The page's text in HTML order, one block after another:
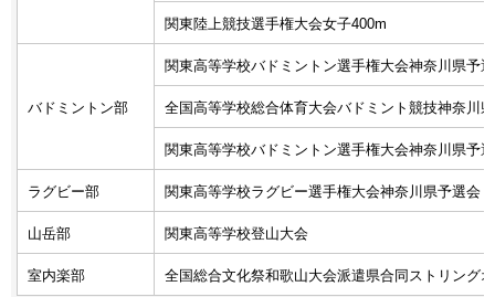
関東陸上競技選手権大会女子400m
バドミントン部
関東高等学校バドミントン選手権大会神奈川県予
全国高等学校総合体育大会バドミント競技神奈川
関東高等学校バドミントン選手権大会神奈川県予
ラグビー部 関東高等学校ラグビー選手権大会神奈川県予選会
山岳部 関東高等学校登山大会
室内楽部 全国総合文化祭和歌山大会派遣県合同ストリング